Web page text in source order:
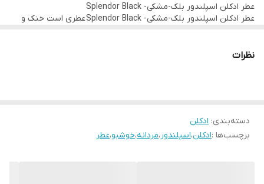
عطر ادکلن اسپلندور بلک-مشکی- Splendor Black
عطر ادکلن اسپلندور بلک-مشکی- Splendor Black عطری است خنک و
نظرات
دسته‌بندی: ادکلن
برچسب‌ها :ادکلن،اسپلندور،مردانه،خوشبو،عطر